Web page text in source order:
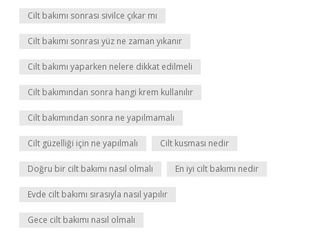
Cilt bakımı sonrası sivilce çıkar mı
Cilt bakımı sonrası yüz ne zaman yıkanır
Cilt bakımı yaparken nelere dikkat edilmeli
Cilt bakımından sonra hangi krem kullanılır
Cilt bakımından sonra ne yapılmamalı
Cilt güzelliği için ne yapılmalı Cilt kusması nedir
Doğru bir cilt bakımı nasıl olmalı En iyi cilt bakımı nedir
Evde cilt bakımı sırasıyla nasıl yapılır
Gece cilt bakımı nasıl olmalı